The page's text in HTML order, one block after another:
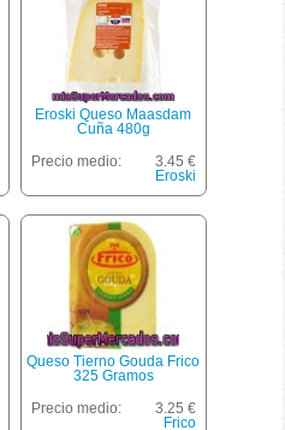
Eroski Queso Maasdam
Cuña 480g
Precio medio:
3.45 €
Eroski
Queso Tierno Gouda Frico
325 Gramos
Precio medio:
3.25 €
Frico